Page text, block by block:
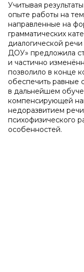
Учитывая
опыте работы на
направленные на
грамматических
диалогической
ДОУ» предложила
и частично
позволило в конце
обеспечить равные
в дальнейшем
компенсирующей
недоразвитием
психофизического
особенностей.